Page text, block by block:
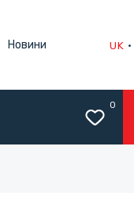
Новини UK
0